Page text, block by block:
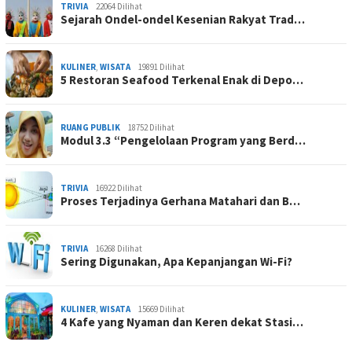
TRIVIA 22064 Dilihat
Sejarah Ondel-ondel Kesenian Rakyat Trad…
KULINER, WISATA 19891 Dilihat
5 Restoran Seafood Terkenal Enak di Depo…
RUANG PUBLIK 18752 Dilihat
Modul 3.3 “Pengelolaan Program yang Berd…
TRIVIA 16922 Dilihat
Proses Terjadinya Gerhana Matahari dan B…
TRIVIA 16268 Dilihat
Sering Digunakan, Apa Kepanjangan Wi-Fi?
KULINER, WISATA 15669 Dilihat
4 Kafe yang Nyaman dan Keren dekat Stasi…